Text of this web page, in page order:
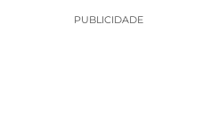
PUBLICIDADE